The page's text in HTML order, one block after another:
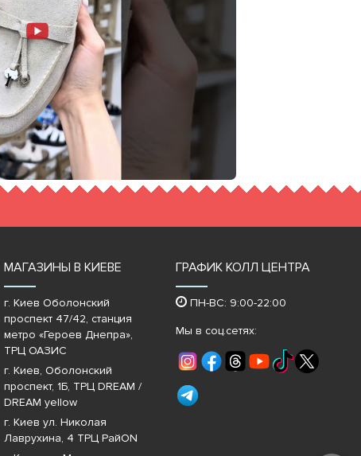
МАГАЗИНЫ В КИЕВЕ
г. Киев Оболонский
проспект 47/42, станция
метро «Героев Днепра»‎,
ТРЦ ОАЗИС
г. Киев, Оболонский
проспект, 1Б, ТРЦ DREAM /
DREAM yellow
г. Киев ул. Николая
Лаврухина, 4 ТРЦ РайON
ГРАФИК КОЛЛ ЦЕНТРА
ПН-ВС: 9:00-22:00
Мы в соц.сетях: